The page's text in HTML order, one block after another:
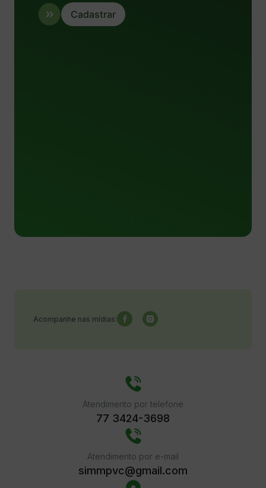
Acompanhe nas mídias:
Atendimento por telefone
77 3424-3698
Atendimento por e-mail
simmpvc@gmail.com